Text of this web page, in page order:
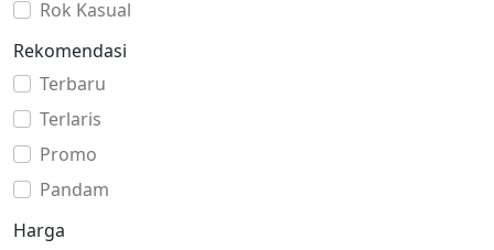
Rok Kasual
Rekomendasi
Terbaru
Terlaris
Promo
Pandam
Harga